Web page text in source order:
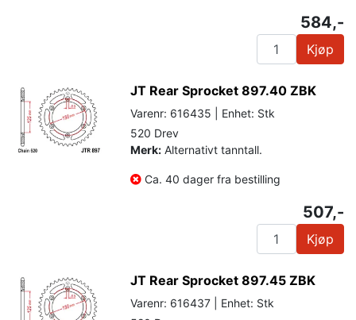
584,-
Kjøp
JT Rear Sprocket 897.40 ZBK
Varenr: 616435 | Enhet: Stk
520 Drev
Merk: Alternativt tanntall.
Ca. 40 dager fra bestilling
507,-
Kjøp
JT Rear Sprocket 897.45 ZBK
Varenr: 616437 | Enhet: Stk